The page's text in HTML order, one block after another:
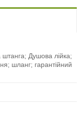
Душова лійка;
шланг; гарантійний